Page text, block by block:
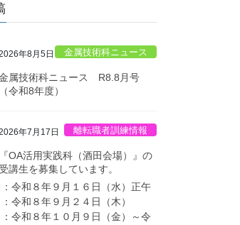
年8月5日 金属技術科ニュース
属技術科ニュース R8.8月号
（令和8年度）
年7月17日 離転職者訓練情報
『OA活用実践科（酒田会場）』の
講生を募集しています。
令和８年９月１６日（水）正午
８年９月２４日（木）
和８年１０月９日（金）～令